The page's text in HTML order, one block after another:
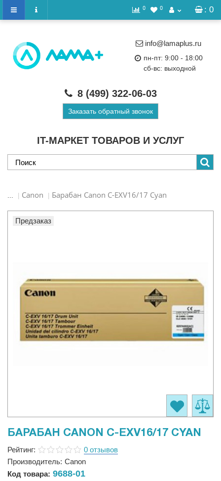
: 0
0 0
IT-МАРКЕТ ТОВАРОВ И УСЛУГ
info@lamaplus.ru
пн-пт: 9:00 - 18:00
сб-вс: выходной
8 (499) 322-06-03
Заказать обратный звонок
... Canon Барабан Canon C-EXV16/17 Cyan
Предзаказ
БАРАБАН CANON C-EXV16/17 CYAN
Рейтинг:
0 отзывов
Производитель: Canon
Код товара: 9688-01